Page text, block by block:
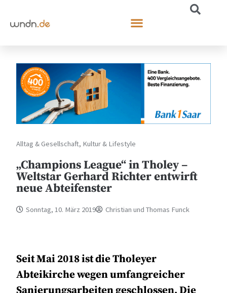
Alltag & Gesellschaft, Kultur & Lifestyle
„Champions League“ in Tholey –
Weltstar Gerhard Richter entwirft
neue Abteifenster
Sonntag, 10. März 2019 Christian und Thomas Funck
Seit Mai 2018 ist die Tholeyer
Abteikirche wegen umfangreicher